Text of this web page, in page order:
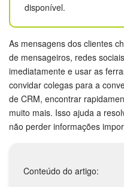
Bitrix24 Collabs
Calendário
Bitrix24 Drive
Grupos de trabalho
disponível.
As mensagens dos clientes
de mensageiros, redes
imediatamente e usar as
convidar colegas para a
de CRM, encontrar
muito mais. Isso ajuda a
não perder informações
Conteúdo do artigo: